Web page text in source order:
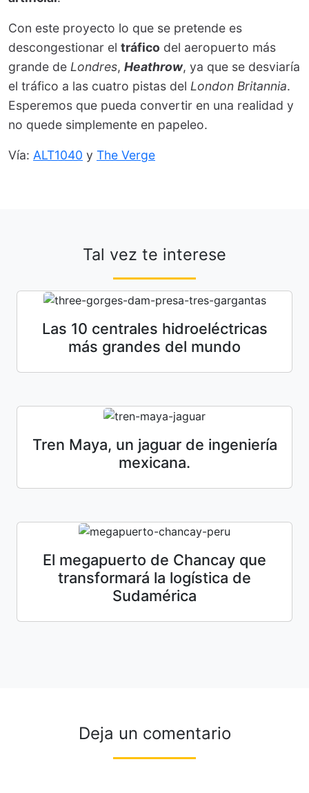
Con este proyecto lo que se pretende es
descongestionar el tráfico del aeropuerto más
grande de Londres, Heathrow, ya que se desviaría
el tráfico a las cuatro pistas del London Britannia.
Esperemos que pueda convertir en una realidad y
no quede simplemente en papeleo.
Vía: ALT1040 y The Verge
Tal vez te interese
Las 10 centrales hidroeléctricas
más grandes del mundo
Tren Maya, un jaguar de ingeniería
mexicana.
El megapuerto de Chancay que
transformará la logística de
Sudamérica
Deja un comentario